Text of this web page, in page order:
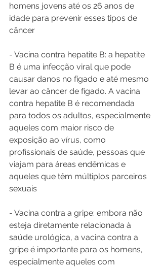
homens jovens até os 26 anos de
idade para prevenir esses tipos de
câncer
- Vacina contra hepatite B: a hepatite
B é uma infecção viral que pode
causar danos no fígado e até mesmo
levar ao câncer de fígado. A vacina
contra hepatite B é recomendada
para todos os adultos, especialmente
aqueles com maior risco de
exposição ao vírus, como
profissionais de saúde, pessoas que
viajam para áreas endêmicas e
aqueles que têm múltiplos parceiros
sexuais
- Vacina contra a gripe: embora não
esteja diretamente relacionada à
saúde urológica, a vacina contra a
gripe é importante para os homens,
especialmente aqueles com